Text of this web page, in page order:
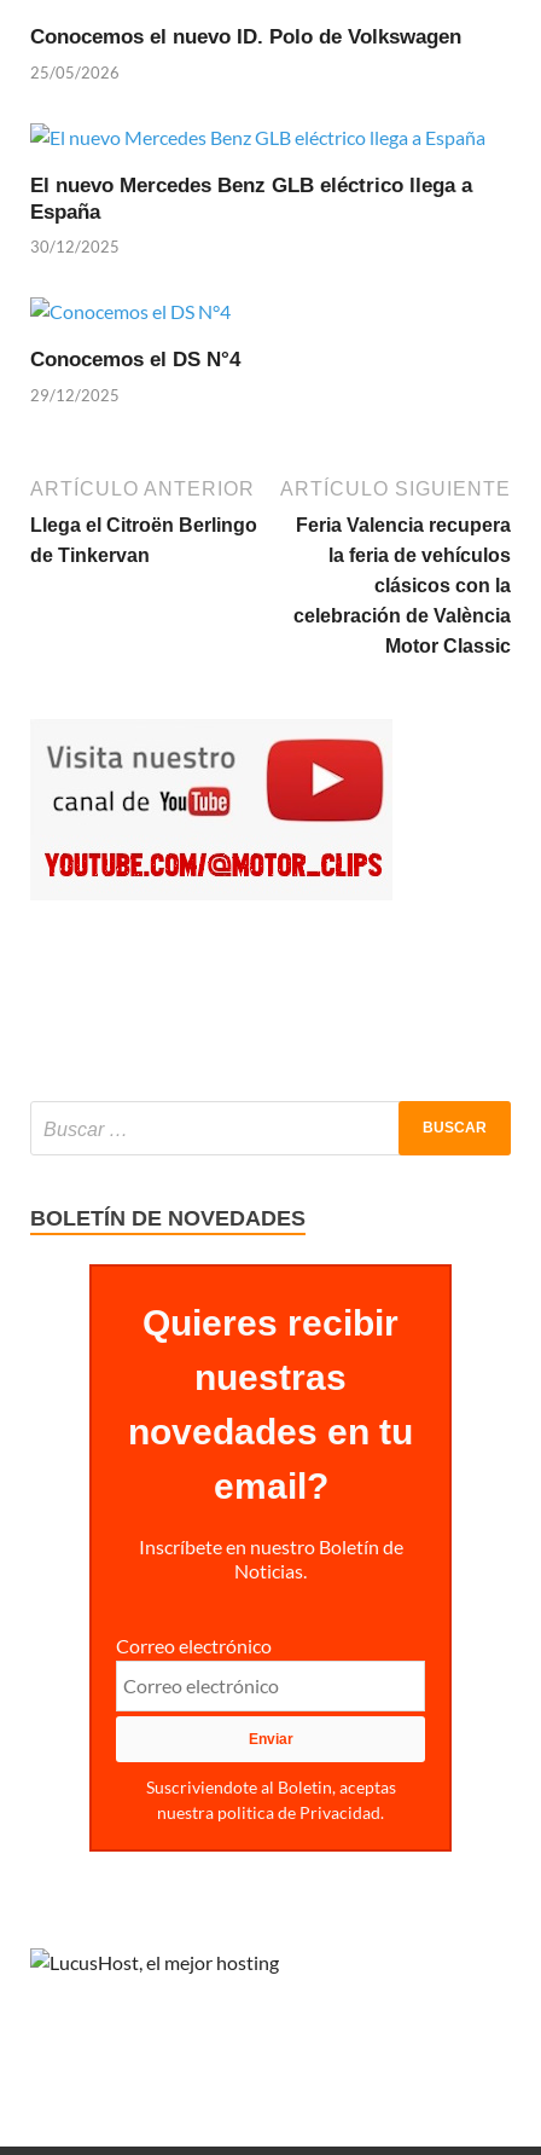
Conocemos el nuevo ID. Polo de Volkswagen
25/05/2026
El nuevo Mercedes Benz GLB eléctrico llega a
España
30/12/2025
Conocemos el DS N°4
29/12/2025
ARTÍCULO ANTERIOR
Llega el Citroën Berlingo
de Tinkervan
ARTÍCULO SIGUIENTE
Feria Valencia recupera
la feria de vehículos
clásicos con la
celebración de València
Motor Classic
BOLETÍN DE NOVEDADES
Quieres recibir
nuestras
novedades en tu
email?
Inscríbete en nuestro Boletín de
Noticias.
Correo electrónico
Suscriviendote al Boletin, aceptas
nuestra politica de Privacidad.